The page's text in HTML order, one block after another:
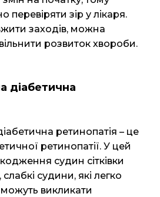
перевіряти зір у лікаря.
заходів, можна
розвиток хвороби.
діабетична
ретинопатія – це
ретинопатії. У цей
судин сітківки
судини, які легко
викликати